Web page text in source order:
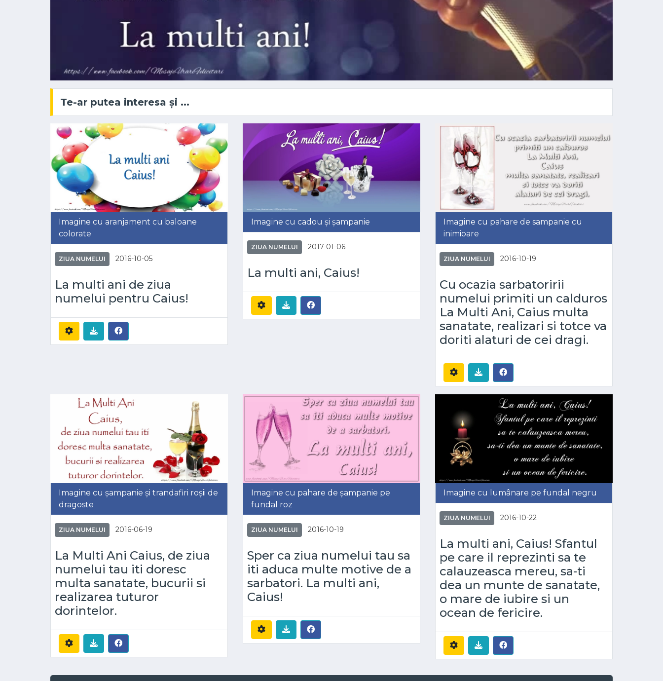
Te-ar putea interesa și ...
Imagine cu aranjament cu baloane
colorate
ZIUA NUMELUI 2016-10-05
La multi ani de ziua
numelui pentru Caius!
Imagine cu cadou și șampanie
ZIUA NUMELUI 2017-01-06
La multi ani, Caius!
Imagine cu pahare de sampanie cu
inimioare
ZIUA NUMELUI 2016-10-19
Cu ocazia sarbatoririi
numelui primiti un calduros
La Multi Ani, Caius multa
sanatate, realizari si totce va
doriti alaturi de cei dragi.
Imagine cu șampanie și trandafiri roșii de
dragoste
ZIUA NUMELUI 2016-06-19
La Multi Ani Caius, de ziua
numelui tau iti doresc
multa sanatate, bucurii si
realizarea tuturor
dorintelor.
Imagine cu pahare de șampanie pe
fundal roz
ZIUA NUMELUI 2016-10-19
Sper ca ziua numelui tau sa
iti aduca multe motive de a
sarbatori. La multi ani,
Caius!
Imagine cu lumânare pe fundal negru
ZIUA NUMELUI 2016-10-22
La multi ani, Caius! Sfantul
pe care il reprezinti sa te
calauzeasca mereu, sa-ti
dea un munte de sanatate,
o mare de iubire si un
ocean de fericire.